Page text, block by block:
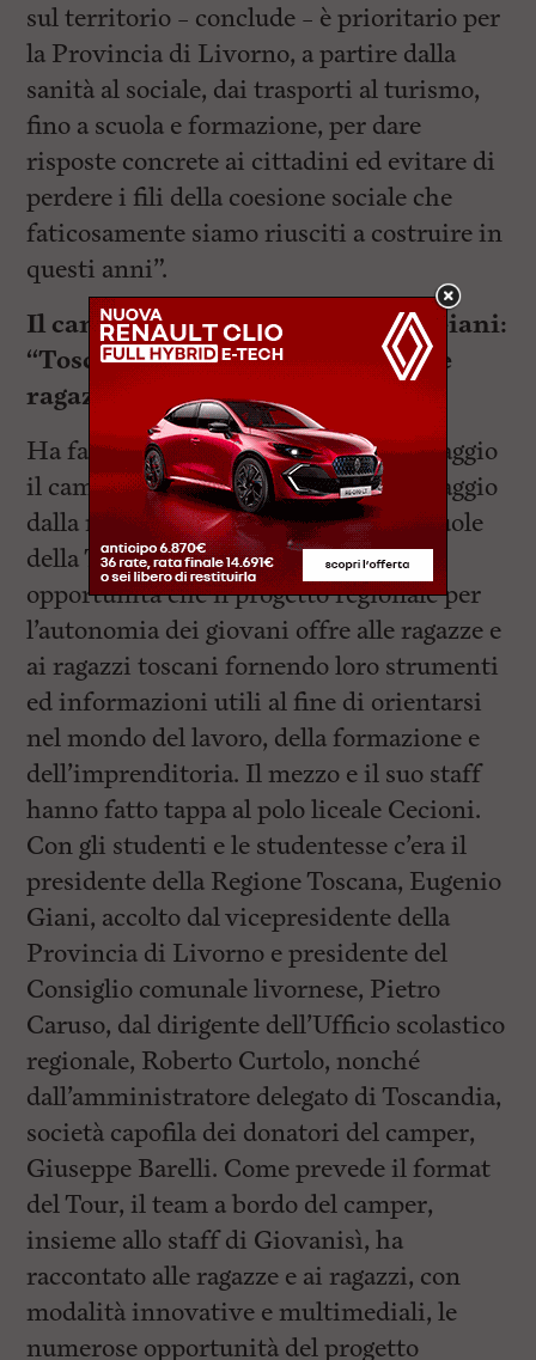
sul territorio – conclude – è prioritario per
la Provincia di Livorno, a partire dalla
sanità al sociale, dai trasporti al turismo,
fino a scuola e formazione, per dare
risposte concrete ai cittadini ed evitare di
perdere i fili della coesione sociale che
faticosamente siamo riusciti a costruire in
questi anni”.
Il camper al Cecioni di Livorno. Giani:
“Toscana amica dei ragazzi e delle
ragazze”
Ha fatto sosta a Livorno lunedì 29 maggio
il camper diGiovanisìin Tour, in viaggio
dalla metà dello scorso aprile nelle scuole
della Toscana per presentare le
opportunità che il progetto regionale per
l’autonomia dei giovani offre alle ragazze e
ai ragazzi toscani fornendo loro strumenti
ed informazioni utili al fine di orientarsi
nel mondo del lavoro, della formazione e
dell’imprenditoria. Il mezzo e il suo staff
hanno fatto tappa al polo liceale Cecioni.
Con gli studenti e le studentesse c’era il
presidente della Regione Toscana, Eugenio
Giani, accolto dal vicepresidente della
Provincia di Livorno e presidente del
Consiglio comunale livornese, Pietro
Caruso, dal dirigente dell’Ufficio scolastico
regionale, Roberto Curtolo, nonché
dall’amministratore delegato di Toscandia,
società capofila dei donatori del camper,
Giuseppe Barelli. Come prevede il format
del Tour, il team a bordo del camper,
insieme allo staff di Giovanisì, ha
raccontato alle ragazze e ai ragazzi, con
modalità innovative e multimediali, le
numerose opportunità del progetto